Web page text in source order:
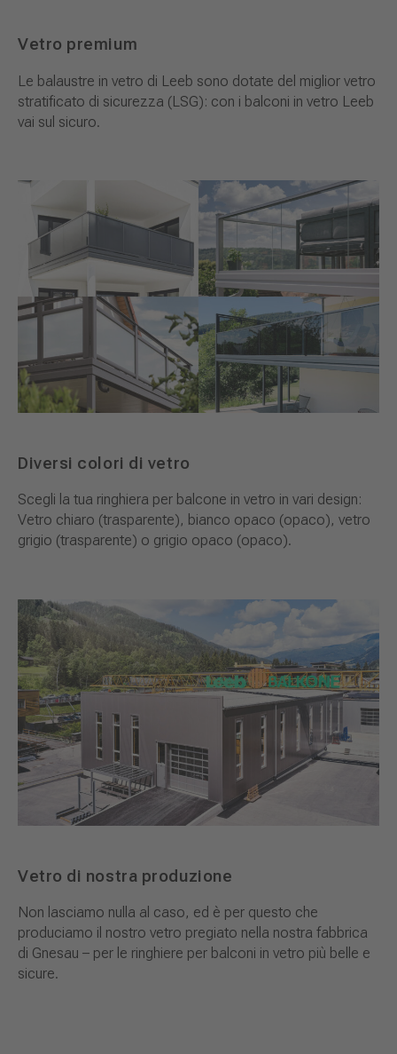
Vetro premium
Le balaustre in vetro di Leeb sono dotate del miglior vetro
stratificato di sicurezza (LSG): con i balconi in vetro Leeb
vai sul sicuro.
Diversi colori di vetro
Scegli la tua ringhiera per balcone in vetro in vari design:
Vetro chiaro (trasparente), bianco opaco (opaco), vetro
grigio (trasparente) o grigio opaco (opaco).
Vetro di nostra produzione
Non lasciamo nulla al caso, ed è per questo che
produciamo il nostro vetro pregiato nella nostra fabbrica
di Gnesau – per le ringhiere per balconi in vetro più belle e
sicure.